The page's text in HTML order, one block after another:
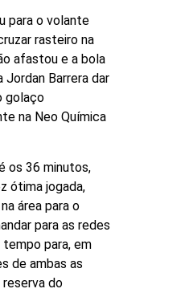
para o volante
rasteiro na
afastou e a bola
Jordan Barrera dar
golaço
na Neo Química
os 36 minutos,
ótima jogada,
área para o
para as redes
tempo para, em
de ambas as
do